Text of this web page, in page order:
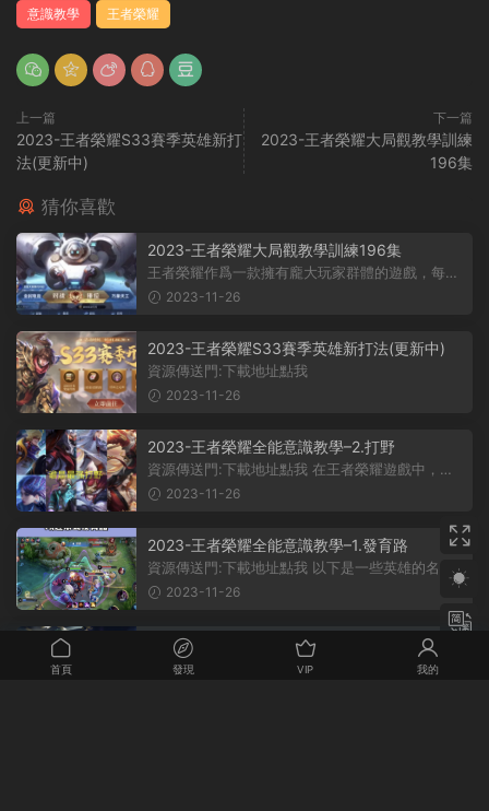
意識教學 王者榮耀
上一篇
2023-王者榮耀S33賽季英雄新打
法(更新中)
下一篇
2023-王者榮耀大局觀教學訓練
196集
猜你喜歡
2023-王者榮耀大局觀教學訓練196集
王者榮耀作爲一款擁有龐大玩家群體的遊戲，每名
玩家都有自己獨特的理解和戰略。然...
2023-11-26
2023-王者榮耀S33賽季英雄新打法(更新中)
資源傳送門:下載地址點我
2023-11-26
2023-王者榮耀全能意識教學–2.打野
資源傳送門:下載地址點我 在王者榮耀遊戲中，許
多玩家都對打野位置的英雄十分迷...
2023-11-26
2023-王者榮耀全能意識教學–1.發育路
資源傳送門:下載地址點我 以下是一些英雄的名
字：艾琳，百裏守約，成吉思汗，狄...
2023-11-26
2023-王者榮耀全能意識教學–3.中路
資源傳送門:下載地址點我 在王者榮耀職業比賽
首頁 發現 VIP 我的